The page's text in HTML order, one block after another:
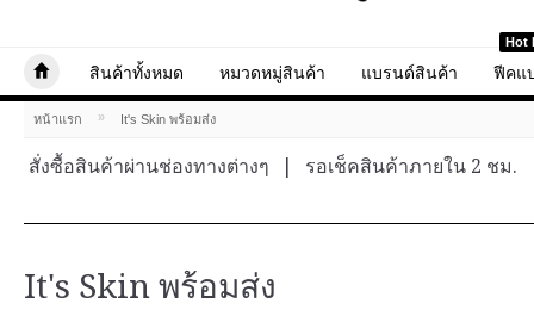
สินค้าทั้งหมด หมวดหมู่สินค้า แบรนด์สินค้า
Hot
ฟีคแ
หน้าแรก » It's Skin พร้อมส่ง
สั่งซื้อสินค้าผ่านช่องทางต่างๆ รอเช็คสินค้าภายใน 2 ชม.
It's Skin พร้อมส่ง